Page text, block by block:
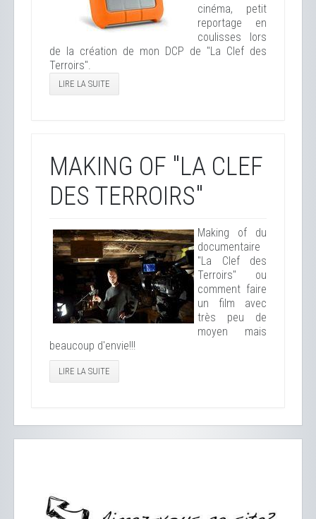
cinéma, petit
reportage en
coulisses lors
de la création de mon DCP de "La Clef des
Terroirs".
LIRE LA SUITE
MAKING OF "LA CLEF
DES TERROIRS"
Making of du
documentaire
"La Clef des
Terroirs" ou
comment faire
un film avec
très peu de
moyen mais
beaucoup d'envie!!!
LIRE LA SUITE